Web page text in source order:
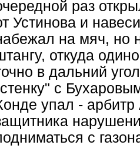
раз
Устинова и
на мяч, но
откуда
в дальний
с
упал -
с